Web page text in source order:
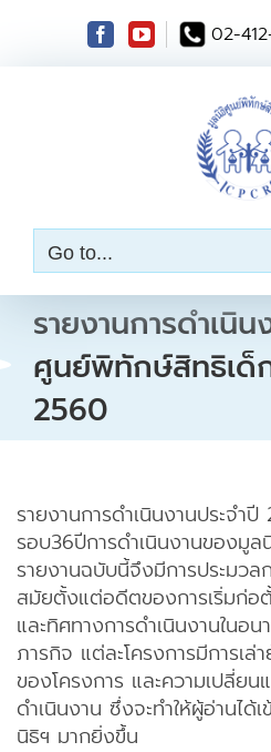
t
02-
Go to...
รายงานการดำเนิ
ศูนย์พิทักษ์สิทธิเด็
2560
รายงานการดำเนินงานประจำ
รอบ36ปีการดำเนินงานของมู
รายงานฉบับนี้จึงมีการประมวล
สมัยตั้งแต่อดีตของการเริ่มก่อ
และทิศทางการดำเนินงานในอ
ภารกิจ แต่ละโครงการมีการเ
ของโครงการ และความเปลี่ย
ดำเนินงาน ซึ่งจะทำให้ผู้อ่านไ
นิธิฯ มากยิ่งขึ้น